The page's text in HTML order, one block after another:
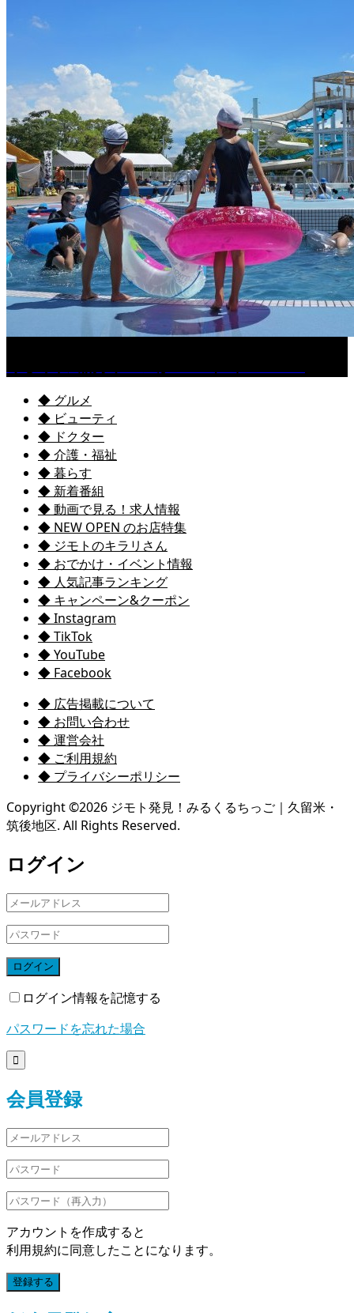
◆ グルメ
◆ ビューティ
◆ ドクター
◆ 介護・福祉
◆ 暮らす
◆ 新着番組
◆ 動画で見る！求人情報
◆ NEW OPEN のお店特集
◆ ジモトのキラリさん
◆ おでかけ・イベント情報
◆ 人気記事ランキング
◆ キャンペーン&クーポン
◆ Instagram
◆ TikTok
◆ YouTube
◆ Facebook
◆ 広告掲載について
◆ お問い合わせ
◆ 運営会社
◆ ご利用規約
◆ プライバシーポリシー
Copyright ©2026 ジモト発見！みるくるちっご｜久留米・
筑後地区. All Rights Reserved.
ログイン
ログイン
ログイン情報を記憶する
パスワードを忘れた場合

会員登録
アカウントを作成すると
利用規約に同意したことになります。
登録する